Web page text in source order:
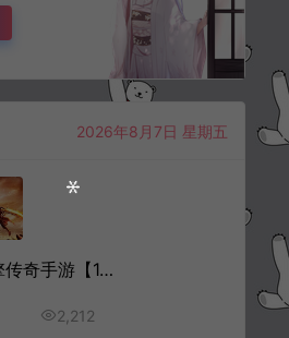
2026年8月7日 星期五
XO三端引擎传奇手游【1.80龍之傳奇合击版】8月最新整理Win一键服务端+PC安卓苹果+详细搭建教程+视频教程
2,212